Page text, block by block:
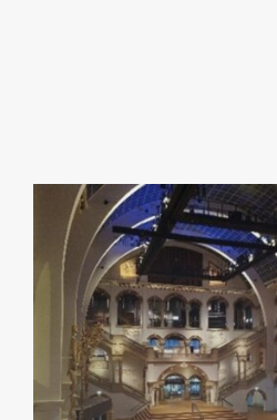
Koninklijk
Instituut
voor
de
Tropen